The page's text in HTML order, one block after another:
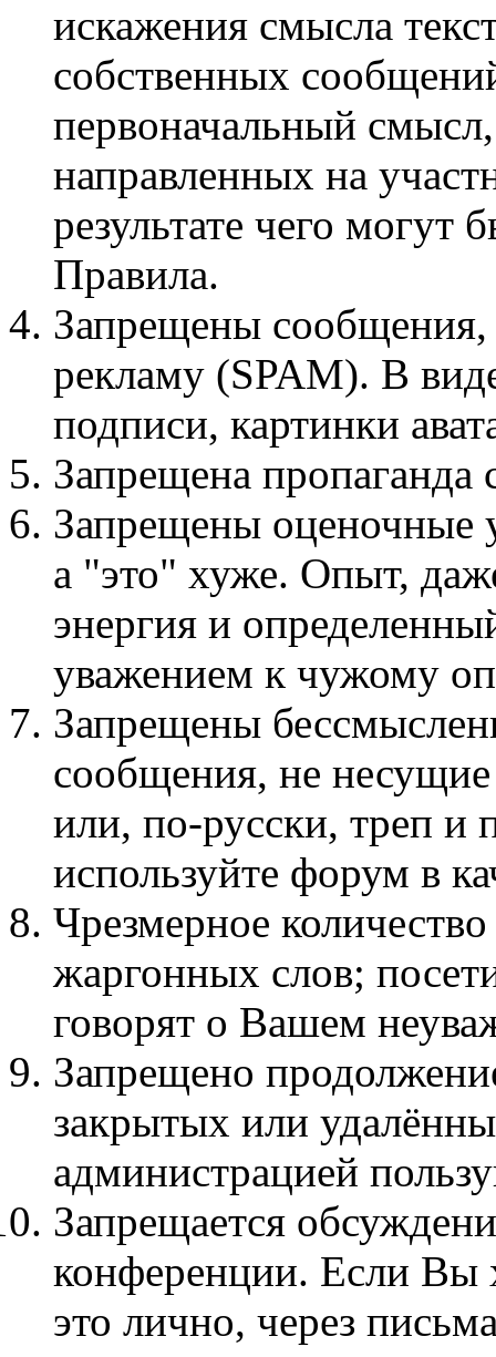
искажения смысла
собственных
первоначальный
направленных на
результате чего
Правила.
Запрещены
рекламу (SPAM). В
подписи, картинки
Запрещена
Запрещены оценочные
а "это" хуже. Опыт,
энергия и
уважением к чужому
Запрещены
сообщения, не
или, по-русски, треп
используйте форум в
Чpезмеpное
жаргонных слов;
говорят о Вашем
Запрещено
закрытых или
администрацией
Запрещается
конференции. Если Вы
это лично, через